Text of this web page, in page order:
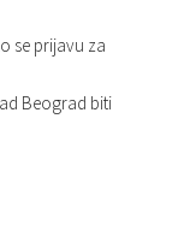
se prijavu za
Beograd biti